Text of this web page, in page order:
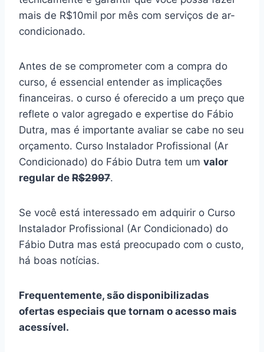
mais de R$10mil por mês com serviços de ar-
condicionado.
Antes de se comprometer com a compra do
curso, é essencial entender as implicações
financeiras. o curso é oferecido a um preço que
reflete o valor agregado e expertise do Fábio
Dutra, mas é importante avaliar se cabe no seu
orçamento. Curso Instalador Profissional (Ar
Condicionado) do Fábio Dutra tem um valor
regular de R$2997.
Se você está interessado em adquirir o Curso
Instalador Profissional (Ar Condicionado) do
Fábio Dutra mas está preocupado com o custo,
há boas notícias.
Frequentemente, são disponibilizadas
ofertas especiais que tornam o acesso mais
acessível.